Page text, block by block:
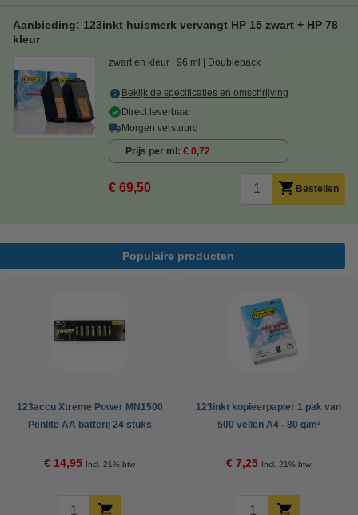
Aanbieding: 123inkt huismerk vervangt HP 15 zwart + HP 78
kleur
zwart en kleur 96 ml Doublepack
Bekijk de specificaties en omschrijving
Direct leverbaar
Morgen verstuurd
Prijs per ml € 0,72
€ 69,50 Bestellen
Populaire producten
123accu Xtreme Power MN1500
Penlite AA batterij 24 stuks
€ 14,95 Incl. 21% btw
123inkt kopieerpapier 1 pak van
500 vellen A4 - 80 g/m²
€ 7,25 Incl. 21% btw